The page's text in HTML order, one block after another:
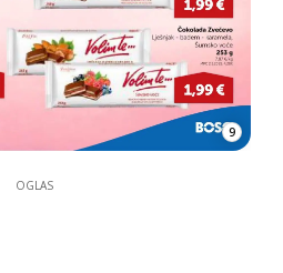
9
OGLAS